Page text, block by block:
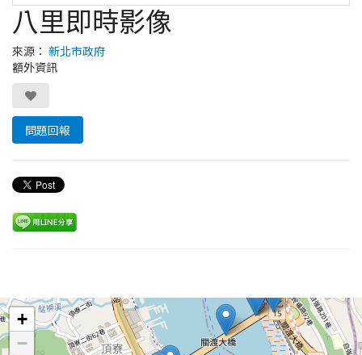
八里即時影像
來源： 新北市政府
額外資訊
問題回報
+
−